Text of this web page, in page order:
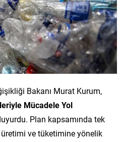
Bakanı Murat Kurum,
Mücadele Yol
Plan kapsamında tek
ve tüketimine yönelik